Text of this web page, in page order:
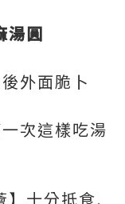
湯圓
外面脆卜
次這樣吃湯
】十分抵食,